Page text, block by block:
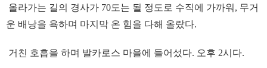
올라가는 길의 경사가 70도는 될 정도로 수직에 가까워, 무거
운 배낭을 욕하며 마지막 온 힘을 다해 올랐다.
거친 호흡을 하며 발카로스 마을에 들어섰다. 오후 2시다.